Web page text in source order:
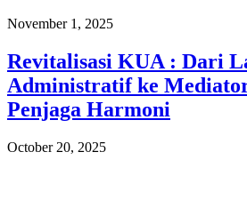
November 1, 2025
Revitalisasi KUA : Dari
Administratif ke
Penjaga Harmoni
October 20, 2025